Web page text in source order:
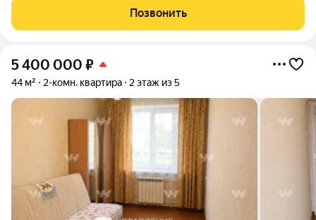
ориентированы на южную сторону. Все оконные рамы, в том
числе балконные, ПВХ.
Позвонить
5 400 000 ₽
44 м² 2-комн. квартира 2 этаж из 5